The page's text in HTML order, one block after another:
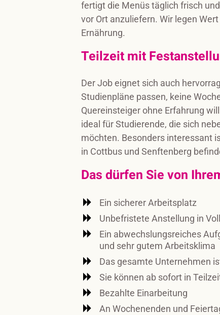
fertigt die Menüs täglich frisch
vor Ort anzuliefern. Wir legen
Ernährung.
Teilzeit mit
Der Job eignet sich auch
Studienpläne passen, keine
Quereinsteiger ohne Erfahrung
ideal für Studierende, die sich
möchten. Besonders interessant
in Cottbus und Senftenberg
Das dürfen Sie von
Ein sicherer Arbeitsplatz
Unbefristete Anstellung in
Ein abwechslungsreiches
und sehr gutem Arbeitsklima
Das gesamte Unternehmen
Sie können ab sofort in
Bezahlte Einarbeitung
An Wochenenden und